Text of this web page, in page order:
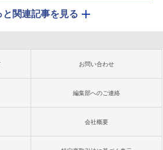
と関連記事を見る
お問い合わせ
編集部へのご連絡
会社概要